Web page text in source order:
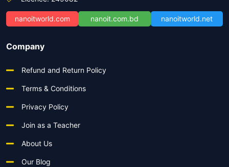
nanoitworld.com nanoit.com.bd nanoitworld.net
Company
Refund and Return Policy
Terms & Conditions
Privacy Policy
Join as a Teacher
About Us
Our Blog